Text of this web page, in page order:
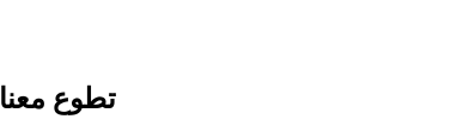
تطوع معنا